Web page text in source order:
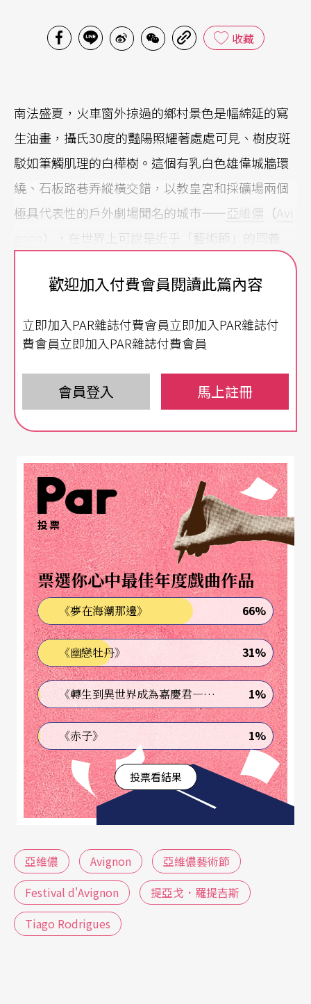
收藏
南法盛夏，火車窗外掠過的鄉村景色是幅綿延的寫
生油畫，攝氏30度的豔陽照耀著處處可見、樹皮斑
駁如筆觸肌理的白樺樹。這個有乳白色雄偉城牆環
繞、石板路巷弄縱橫交錯，以教皇宮和採礦場兩個
極具代表性的戶外劇場聞名的城市——亞維儂 （Avi
），在世界上可說是近乎「藝術節」的同義
下簡稱IN），不僅是法國現存歷史最悠久的藝術
節，也是舉世重中之重的文化政策典範。而不愧法
式思辨與行動，藝術界於1966年自發組辦了外亞維
儂藝術節（Festival Off Avignon，下簡稱OFF），兩
者相互映射了截然不同的策辦思維、場地規模、節
IN的藝術總監提亞戈．羅提吉斯（Tiago Rodrigue
）自2023年正式接手，策展形式已從21世紀常見
的議題式命題，轉以「語言」導航邀選節目的座
標，去年是「英語」，今年則是「西班牙語」，並
已預告阿拉伯語將是明年的焦點。羅提吉斯如何以
「語系」開啟觀看世界之窗？筆者從多個節目戲劇
性的語意中，接收到了不同語境下豐富的情境。羅
提吉斯透過邀請多位當今歐陸最受矚目的女性導演
一展長才，探討議題與呈現手法多元，其未明說卻
昭然若揭的「當今社會上各種女性的樣貌與處
境」，在今年亦擲地有聲，難以忽視。
歡迎加入付費會員閱讀此篇內容
立即加入PAR雜誌付費會員立即加入PAR雜誌付
費會員立即加入PAR雜誌付費會員
會員登入 馬上註冊
投票
票選你心中最佳年度戲曲作品
《夢在海潮那邊》 66%
《幽戀牡丹》 31%
《轉生到異世界成為嘉慶君—發現我的祖先是詐騙集團!?》 1%
《赤子》 1%
投票看結果
亞維儂 Avignon
亞維儂藝術節
Festival d'Avignon
提亞戈．羅提吉斯
Tiago Rodrigues